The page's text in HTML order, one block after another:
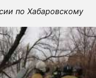
по Хабаровскому